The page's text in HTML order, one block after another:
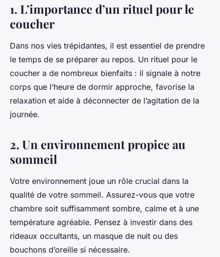
1. L’importance d’un rituel pour le
coucher
Dans nos vies trépidantes, il est essentiel de prendre
le temps de se préparer au repos. Un rituel pour le
coucher a de nombreux bienfaits : il signale à notre
corps que l’heure de dormir approche, favorise la
relaxation et aide à déconnecter de l’agitation de la
journée.
2. Un environnement propice au
sommeil
Votre environnement joue un rôle crucial dans la
qualité de votre sommeil. Assurez-vous que votre
chambre soit suffisamment sombre, calme et à une
température agréable. Pensez à investir dans des
rideaux occultants, un masque de nuit ou des
bouchons d’oreille si nécessaire.